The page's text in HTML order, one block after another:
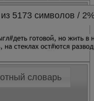
из 5173 символов /
словарь